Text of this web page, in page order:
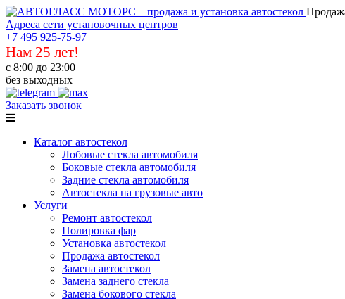
Адреса сети установочных центров
+7 495 925-75-97
Нам 25 лет!
с 8:00 до 23:00
без выходных
Заказать звонок
Каталог автостекол
Лобовые стекла автомобиля
Боковые стекла автомобиля
Задние стекла автомобиля
Автостекла на грузовые авто
Услуги
Ремонт автостекол
Полировка фар
Установка автостекол
Продажа автостекол
Замена автостекол
Замена заднего стекла
Замена бокового стекла